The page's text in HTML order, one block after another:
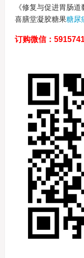
《修复与促进胃肠
喜膳堂凝胶糖果糖尿
订购微信：